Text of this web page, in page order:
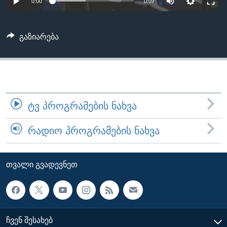
ᲡᲢᲣᲓᲘᲐ ᲕᲐᲨᲘᲜᲒᲢᲝᲜᲘ
ᲒᲐᲚᲘᲚᲔᲝ
ᲓᲔᲖᲘᲜᲤᲝᲠᲛᲐᲪᲘᲐ
ენები
გაზიარება
ᲢᲕ ᲞᲠᲝᲒᲠᲐᲛᲔᲑᲘᲡ ᲜᲐᲮᲕᲐ
ᲠᲐᲓᲘᲝ ᲞᲠᲝᲒᲠᲐᲛᲔᲑᲘᲡ ᲜᲐᲮᲕᲐ
ᲗᲕᲐᲚᲘ ᲒᲕᲐᲓᲔᲕᲜᲔᲗ
ᲩᲕᲔᲜ ᲨᲔᲡᲐᲮᲔᲑ